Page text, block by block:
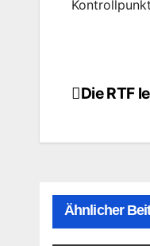
Die RTF
Ähnlicher